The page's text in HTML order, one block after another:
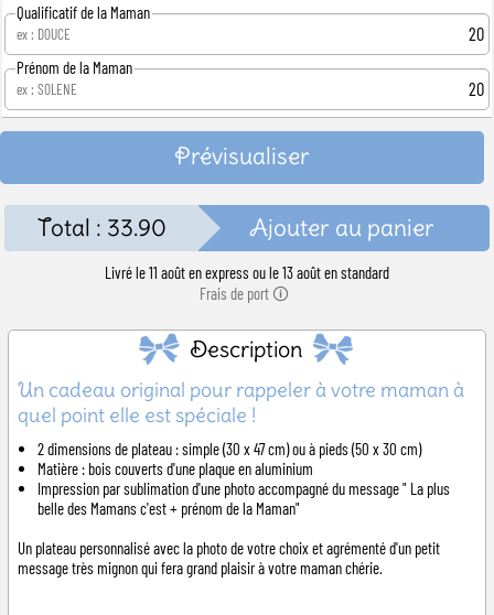
Qualificatif de la Maman
20
Prénom de la Maman
20
Prévisualiser
Total : 33.90 Ajouter au panier
Livré le 11 août en express ou le 13 août en standard
Frais de port 🛈
Description
Un cadeau original pour rappeler à votre maman à
quel point elle est spéciale !
2 dimensions de plateau : simple (30 x 47 cm) ou à pieds (50 x 30 cm)
Matière : bois couverts d'une plaque en aluminium
Impression par sublimation d'une photo accompagné du message " La plus
belle des Mamans c'est + prénom de la Maman"
Un plateau personnalisé avec la photo de votre choix et agrémenté d'un petit
message très mignon qui fera grand plaisir à votre maman chérie.